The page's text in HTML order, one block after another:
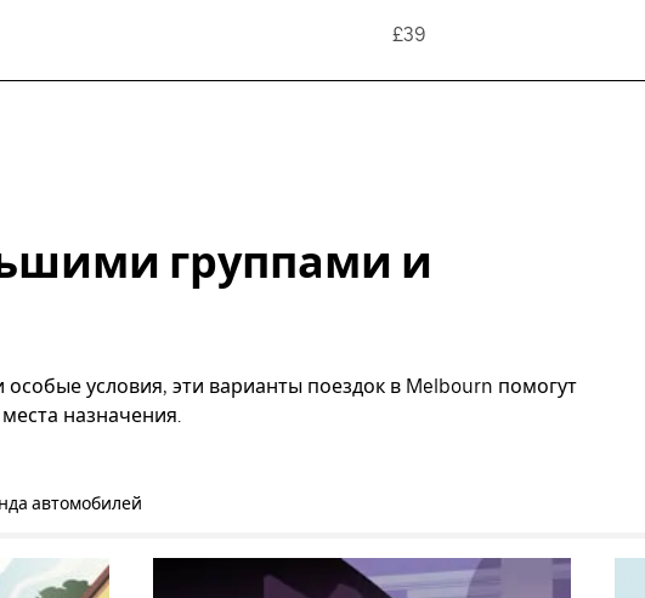
£39
группами и
условия, эти варианты поездок в Melbourn помогут
назначения.
автомобилей